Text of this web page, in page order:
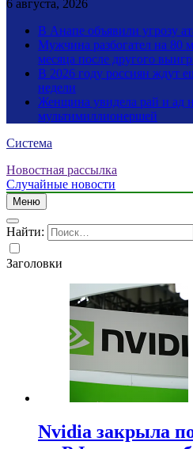
6 августа, 2026
В Анапе объявили угрозу
Мужчина разбогател на 80
месяца после другого
В 2026 году россиян ждут
недели
Женщина увидела рай и ад
мультимиллионершей
Система
Новостная рассылка
Случайные новости
Меню
Найти:
Заголовки
Nvidia закрыла